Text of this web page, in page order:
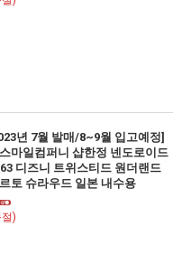
년 7월 발매/8~9월 입고예정]
마일컴퍼니 샵한정 넨도로이드
디즈니 트위스티드 원더랜드
토 슈라우드 일본 내수용
)